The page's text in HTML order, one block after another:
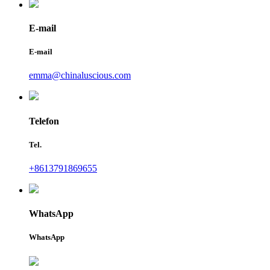
E-mail
E-mail
emma@chinaluscious.com
Telefon
Tel.
+8613791869655
WhatsApp
WhatsApp